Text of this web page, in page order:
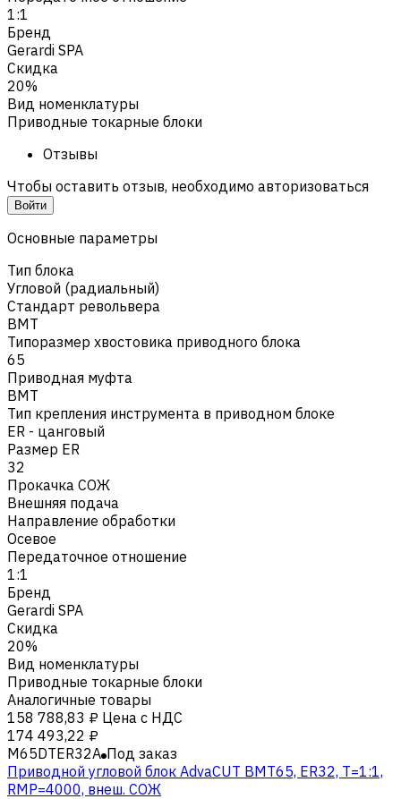
1:1
Бренд
Gerardi SPA
Скидка
20%
Вид номенклатуры
Приводные токарные блоки
Отзывы
Чтобы оставить отзыв, необходимо авторизоваться
Войти
Основные параметры
Тип блока
Угловой (радиальный)
Стандарт револьвера
BMT
Типоразмер хвостовика приводного блока
65
Приводная муфта
BMT
Тип крепления инструмента в приводном блоке
ER - цанговый
Размер ER
32
Прокачка СОЖ
Внешняя подача
Направление обработки
Осевое
Передаточное отношение
1:1
Бренд
Gerardi SPA
Скидка
20%
Вид номенклатуры
Приводные токарные блоки
Аналогичные товары
158 788,83 ₽ Цена с НДС
174 493,22 ₽
M65DTER32A Под заказ
Приводной угловой блок AdvaCUT BMT65, ER32, T=1:1,
RMP=4000, внеш. СОЖ